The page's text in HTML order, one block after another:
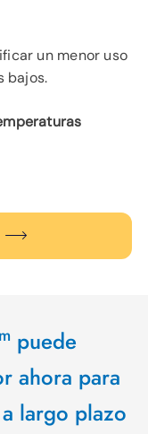
un menor uso
bajos.
puede
ahora para
largo plazo